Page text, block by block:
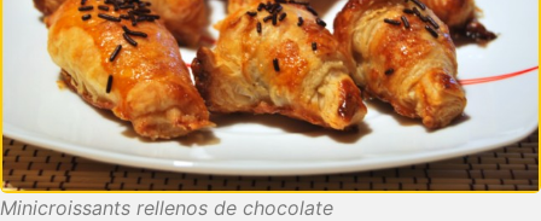
Minicroissants rellenos de chocolate